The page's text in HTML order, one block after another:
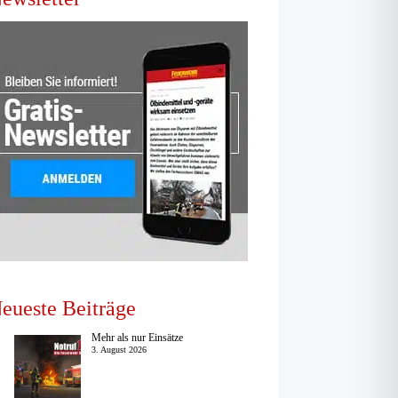
Beiträge
Mehr als nur Einsätze
3. August 2026